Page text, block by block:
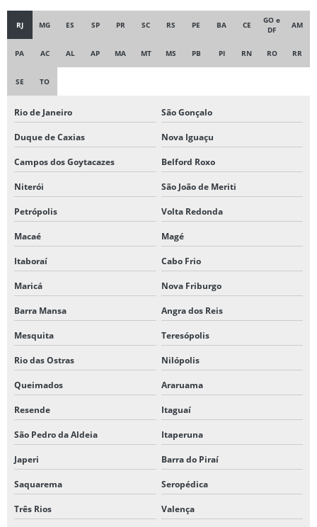
RJ MG ES SP PR SC RS PE BA CE
GO e
DF
AM
PA AC AL AP MA MT MS PB PI RN RO RR
SE TO
Rio de Janeiro São Gonçalo
Duque de Caxias Nova Iguaçu
Campos dos Goytacazes Belford Roxo
Niterói São João de Meriti
Petrópolis Volta Redonda
Macaé Magé
Itaboraí Cabo Frio
Maricá Nova Friburgo
Barra Mansa Angra dos Reis
Mesquita Teresópolis
Rio das Ostras Nilópolis
Queimados Araruama
Resende Itaguaí
São Pedro da Aldeia Itaperuna
Japeri Barra do Piraí
Saquarema Seropédica
Três Rios Valença